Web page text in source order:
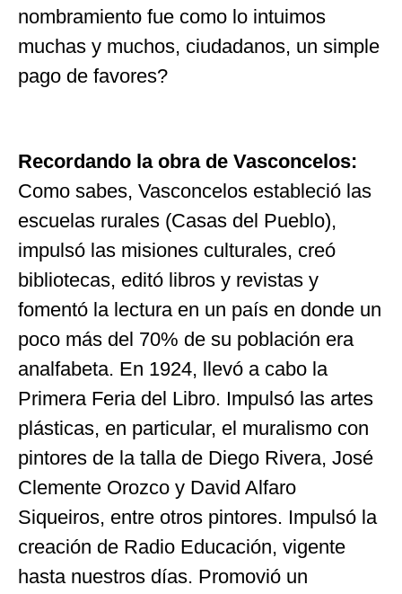
nombramiento fue como lo intuimos
muchas y muchos, ciudadanos, un simple
pago de favores?
Recordando la obra de Vasconcelos:
Como sabes, Vasconcelos estableció las
escuelas rurales (Casas del Pueblo),
impulsó las misiones culturales, creó
bibliotecas, editó libros y revistas y
fomentó la lectura en un país en donde un
poco más del 70% de su población era
analfabeta. En 1924, llevó a cabo la
Primera Feria del Libro. Impulsó las artes
plásticas, en particular, el muralismo con
pintores de la talla de Diego Rivera, José
Clemente Orozco y David Alfaro
Siqueiros, entre otros pintores. Impulsó la
creación de Radio Educación, vigente
hasta nuestros días. Promovió un